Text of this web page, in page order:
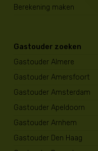
Berekening maken
Gastouder zoeken
Gastouder Almere
Gastouder Amersfoort
Gastouder Amsterdam
Gastouder Apeldoorn
Gastouder Arnhem
Gastouder Den Haag